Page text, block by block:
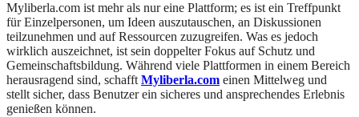
Myliberla.com ist mehr als nur eine Plattform; es ist ein Treffpunkt
für Einzelpersonen, um Ideen auszutauschen, an Diskussionen
teilzunehmen und auf Ressourcen zuzugreifen. Was es jedoch
wirklich auszeichnet, ist sein doppelter Fokus auf Schutz und
Gemeinschaftsbildung. Während viele Plattformen in einem Bereich
herausragend sind, schafft Myliberla.com einen Mittelweg und
stellt sicher, dass Benutzer ein sicheres und ansprechendes Erlebnis
genießen können.